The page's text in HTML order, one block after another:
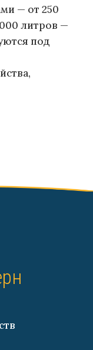
— от 250
литров —
под